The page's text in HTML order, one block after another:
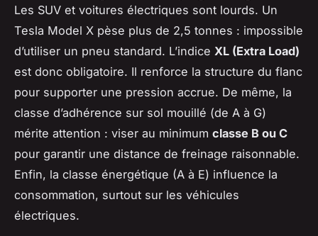
Les SUV et voitures électriques sont lourds. Un
Tesla Model X pèse plus de 2,5 tonnes : impossible
d’utiliser un pneu standard. L’indice XL (Extra Load)
est donc obligatoire. Il renforce la structure du flanc
pour supporter une pression accrue. De même, la
classe d’adhérence sur sol mouillé (de A à G)
mérite attention : viser au minimum classe B ou C
pour garantir une distance de freinage raisonnable.
Enfin, la classe énergétique (A à E) influence la
consommation, surtout sur les véhicules
électriques.